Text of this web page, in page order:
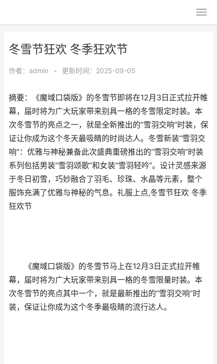
冬雪节狂欢 冬季狂欢节
作者： admin • 更新时间：2025-09-05
摘要：《魔域口袋版》的冬雪节即将在12月3日正式拉开帷
幕，届时将为广大玩家带来别具一格的冬雪限定时装。本
次冬雪节的亮点之一，就是全新推出的“雪羽交响”时装，保
证让你成为这个冬天最吸睛的时尚达人。冬雪新装“雪羽交
响”：优雅与神秘兼备此次盛典重磅推出的“雪羽交响”时装
系列包括男装“雪羽颂歌”和女装“雪羽轻吟”。设计灵感来源
于冬日初雪，巧妙融合了羽毛、珍珠、水晶等元素，整个
服饰充满了优雅与神秘的气息。礼服上点,冬雪节狂欢 冬季
狂欢节
《魔域口袋版》的冬雪节马上在12月3日正式拉开帷
幕，届时将为广大玩家带来别具一格的冬雪限量时装。本
次冬雪节的亮点其中一个，就是最新推出的“雪羽交响”时
装，保证让你成为这个冬季最吸睛的流行达人。